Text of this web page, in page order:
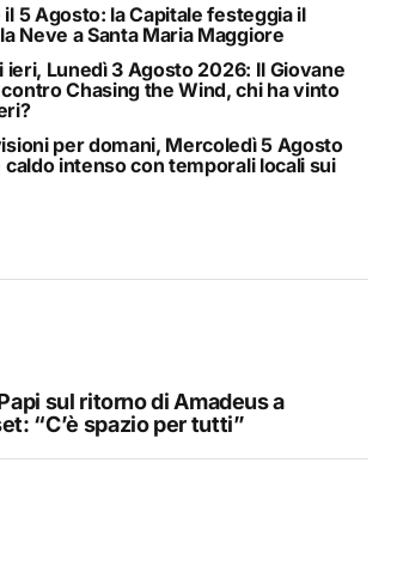
il 5 Agosto: la Capitale festeggia il
Neve a Santa Maria Maggiore
ieri, Lunedì 3 Agosto 2026: Il Giovane
Chasing the Wind, chi ha vinto
per domani, Mercoledì 5 Agosto
caldo intenso con temporali locali sui
sul ritorno di Amadeus a
“C’è spazio per tutti”